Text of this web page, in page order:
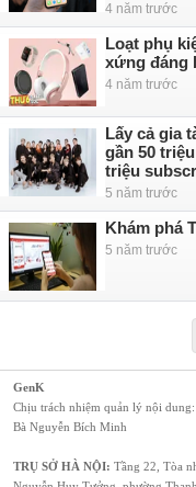
4 năm trước
Loạt phụ
xứng đáng
4 năm trước
Lấy cả gia
gần 50
triệu
5 năm trước
Khám phá
5 năm trước
GenK
Chịu trách nhiệm quản lý nội dung:
Bà Nguyễn Bích Minh
TRỤ SỞ HÀ NỘI: Tầng 22, Tòa